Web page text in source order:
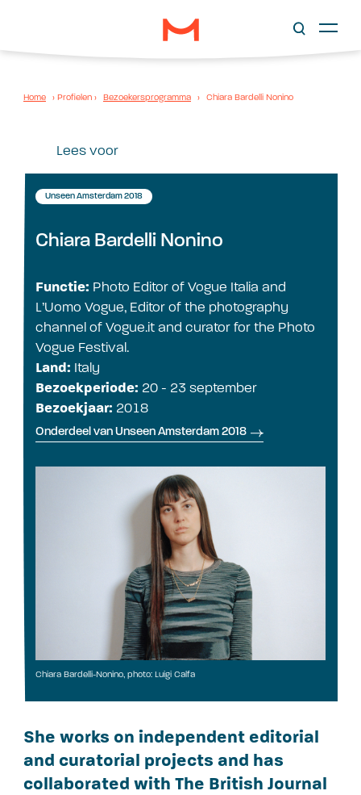
Home › Profielen › Bezoekersprogramma › Chiara Bardelli Nonino
Lees voor
Unseen Amsterdam 2018
Chiara Bardelli Nonino
Functie: Photo Editor of Vogue Italia and
L’Uomo Vogue, Editor of the photography
channel of Vogue.it and curator for the Photo
Vogue Festival.
Land: Italy
Bezoekperiode: 20 - 23 september
Bezoekjaar: 2018
Onderdeel van Unseen Amsterdam 2018
Chiara Bardelli-Nonino, photo: Luigi Calfa
She works on independent editorial
and curatorial projects and has
collaborated with The British Journal